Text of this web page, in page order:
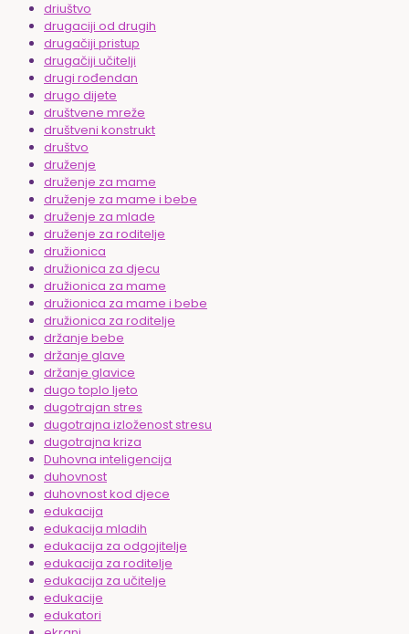
driuštvo
drugaciji od drugih
drugačiji pristup
drugačiji učitelji
drugi rođendan
drugo dijete
društvene mreže
društveni konstrukt
društvo
druženje
druženje za mame
druženje za mame i bebe
druženje za mlade
druženje za roditelje
družionica
družionica za djecu
družionica za mame
družionica za mame i bebe
družionica za roditelje
držanje bebe
držanje glave
držanje glavice
dugo toplo ljeto
dugotrajan stres
dugotrajna izloženost stresu
dugotrajna kriza
Duhovna inteligencija
duhovnost
duhovnost kod djece
edukacija
edukacija mladih
edukacija za odgojitelje
edukacija za roditelje
edukacija za učitelje
edukacije
edukatori